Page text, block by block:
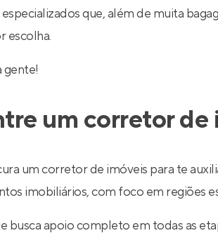
que, além de muita
escolha.
gente!
um corretor de
um corretor de imóveis para te
imobiliários, com foco em regiões
busca apoio completo em todas as